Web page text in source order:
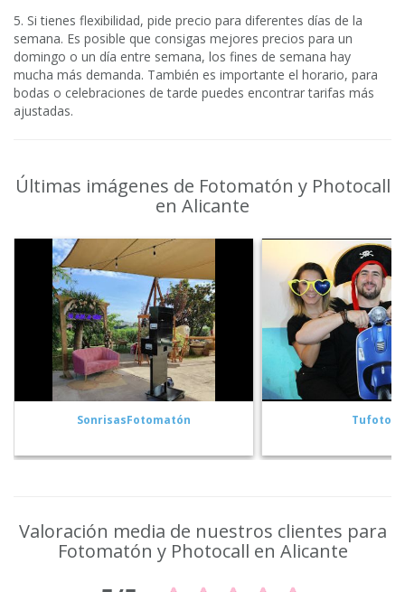
5. Si tienes flexibilidad, pide precio para diferentes días de la
semana. Es posible que consigas mejores precios para un
domingo o un día entre semana, los fines de semana hay
mucha más demanda. También es importante el horario, para
bodas o celebraciones de tarde puedes encontrar tarifas más
ajustadas.
Últimas imágenes de Fotomatón y Photocall
en Alicante
SonrisasFotomatón
Valoración media de nuestros clientes para
Fotomatón y Photocall en Alicante